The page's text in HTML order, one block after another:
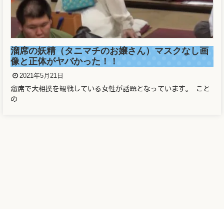
マスクなし画
ています。 こと
規模接種システムに新たな欠陥
2021年5月21日